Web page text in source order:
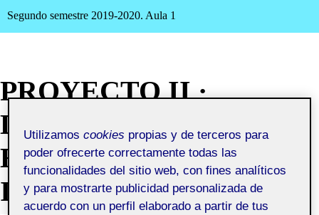
Segundo semestre 2019-2020. Aula 1
PROYECTO II ·
DISEÑO EDITORIAL ·
EGERIA · EL
INTERIOR DE LA
Utilizamoscookies propias y de terceros para
poder ofrecerte correctamente todas las
funcionalidades del sitio web, con fines analíticos
y para mostrarte publicidad personalizada de
acuerdo con un perfil elaborado a partir de tus